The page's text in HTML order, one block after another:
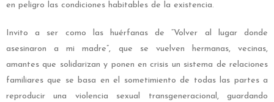
en peligro las condiciones habitables de la existencia.
Invito a ser como las huérfanas de “Volver al lugar donde
asesinaron a mi madre”, que se vuelven hermanas, vecinas,
amantes que solidarizan y ponen en crisis un sistema de relaciones
familiares que se basa en el sometimiento de todas las partes a
reproducir una violencia sexual transgeneracional, guardando